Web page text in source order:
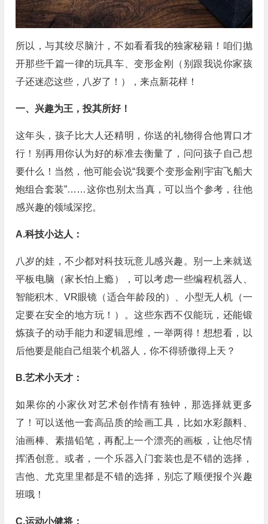
所以，与其绞尽脑汁，不如看看我的独家秘籍！咱们抛
开那些千篇一律的玩具车、变形金刚（别跟我说你家孩
子还迷恋这些，八岁了！），来点新花样！
一、兴趣为王，投其所好！
这年头，孩子比大人还精明，你送的礼物得合他胃口才
行！别再用你认为好的标准去衡量了，问问孩子自己想
要什么！当然，他可能会说“我要个变形金刚宇宙飞船大
炮组合套装”……这你也别太当真，可以当个参考，往他
感兴趣的领域深挖。
A.科技小达人：
八岁的娃，不少都对科技玩意儿感兴趣。别一上来就送
平板电脑（家长怕上瘾），可以考虑一些编程机器人、
智能积木、VR眼镜（适合年龄段的）、小型无人机（一
定要在安全的地方玩！）。这些东西不仅能玩，还能锻
炼孩子的动手能力和逻辑思维，一举两得！想想看，以
后他要是能自己组装个机器人，你不得骄傲得上天？
B.艺术小天才：
如果你的小家伙对艺术创作情有独钟，那选择就更多
了！可以送他一套高品质的绘画工具，比如水彩颜料、
油画棒、素描铅笔，再配上一个漂亮的画板，让他尽情
挥洒创意。或者，一个乐器入门套装也是不错的选择，
吉他、尤克里里都是不错的选择，别忘了顺便报个兴趣
班哦！
C.运动小健将：